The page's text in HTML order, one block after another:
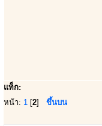
แท็ก:
หน้า: 1 [2] ขึ้นบน